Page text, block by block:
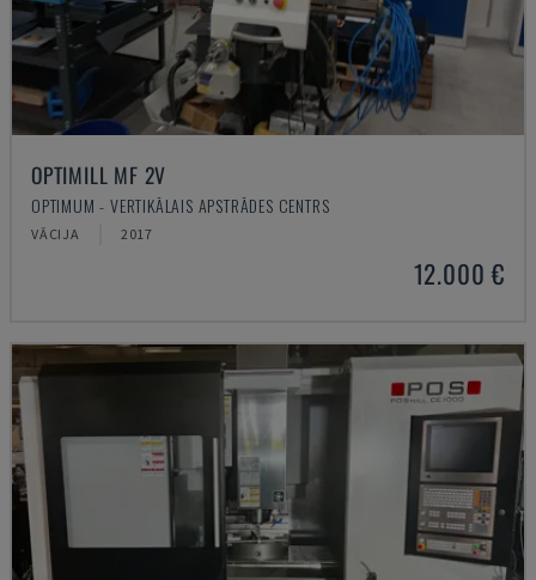
OPTIMILL MF 2V
OPTIMUM - VERTIKĀLAIS APSTRĀDES CENTRS
VĀCIJA 2017
12.000 €